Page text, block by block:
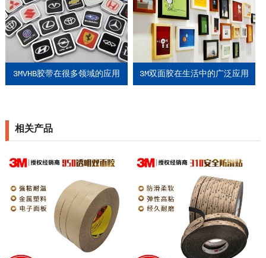
3MVHB胶带在很多领域的应用 3M双面胶在生活中的广泛应用
相关产品